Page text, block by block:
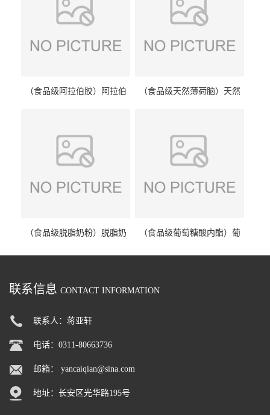
（食品级阿拉伯胶）阿拉伯
（食品级天然薄荷脑）天然
（食品级脱脂奶粉）脱脂奶
（食品级葡萄糖酸内酯）葡
联系信息 CONTACT INFORMATION
联系人：蒋亚轩
电话：0311-80663736
邮箱： yancaiqian@sina.com
地址：长安区光华路195号